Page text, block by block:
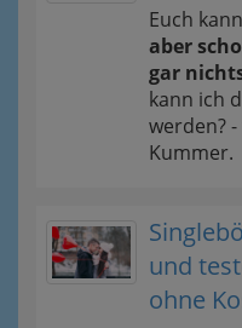
Euch
aber
gar
kann ich
werden?
Kummer.
und
ohne